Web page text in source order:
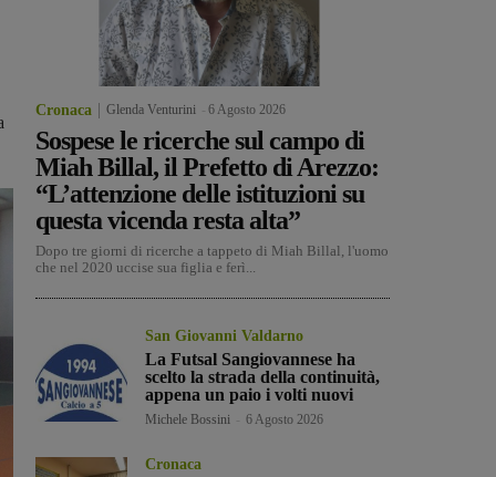
Cronaca Glenda Venturini 6 Agosto 2026
Sospese le ricerche sul campo di
Miah Billal, il Prefetto di Arezzo:
“L’attenzione delle istituzioni su
questa vicenda resta alta”
Dopo tre giorni di ricerche a tappeto di Miah Billal, l'uomo
che nel 2020 uccise sua figlia e ferì...
San Giovanni Valdarno
La Futsal Sangiovannese ha
scelto la strada della continuità,
appena un paio i volti nuovi
Michele Bossini 6 Agosto 2026
Cronaca